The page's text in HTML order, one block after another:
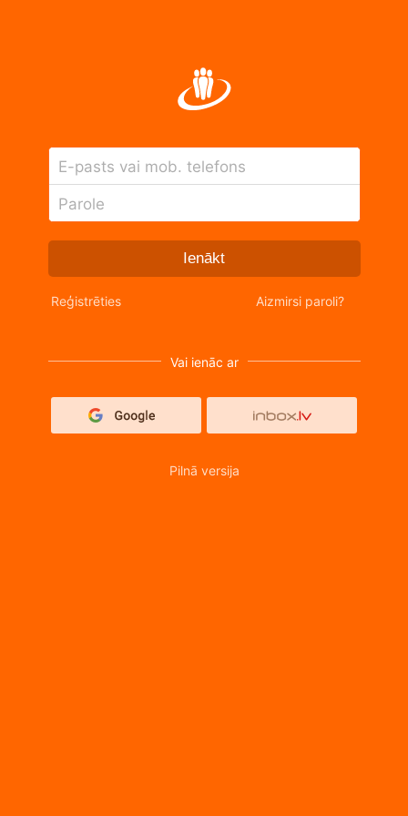
E-pasts vai mob. telefons
Parole
Ienākt
Reģistrēties Aizmirsi paroli?
Vai ienāc ar
Pilnā versija